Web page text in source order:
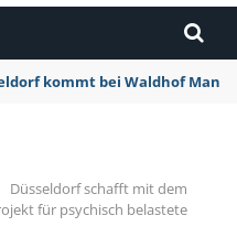
kommt bei Waldhof
Düsseldorf schafft mit dem
für psychisch belastete